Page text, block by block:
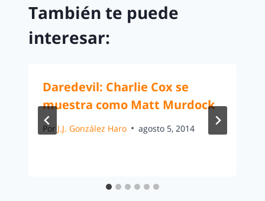
También te puede
interesar:
Daredevil: Charlie Cox se
muestra como Matt Murdock
Por J.J. González Haro agosto 5, 2014